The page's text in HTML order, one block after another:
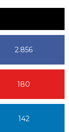
2.856
180
142